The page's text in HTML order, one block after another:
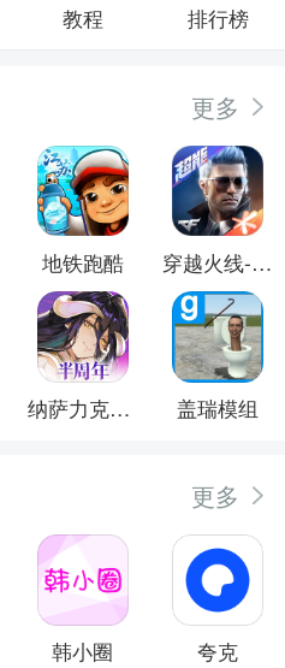
教程 排行榜
更多
地铁跑酷 穿越火线-枪战王者
纳萨力克之王 盖瑞模组
更多
韩小圈 夸克